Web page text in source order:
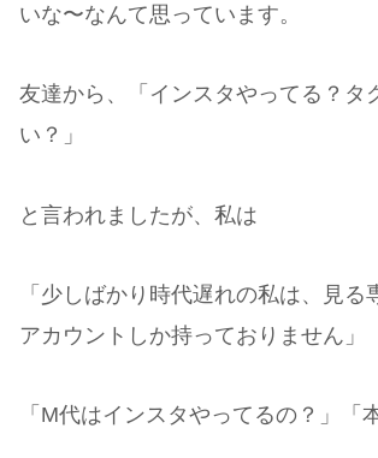
いな〜なんて思っています。
友達から、「インスタやってる？タ
い？」
と言われましたが、私は
「少しばかり時代遅れの私は、見る
アカウントしか持っておりません」
「M代はインスタやってるの？」「